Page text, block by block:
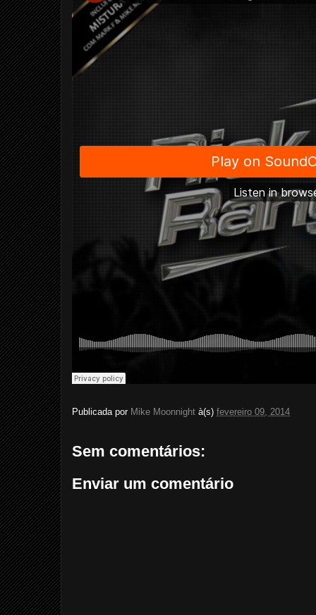
Publicada por Mike Moonnight à(s) fevereiro 09, 2014
Sem comentários:
Enviar um comentário